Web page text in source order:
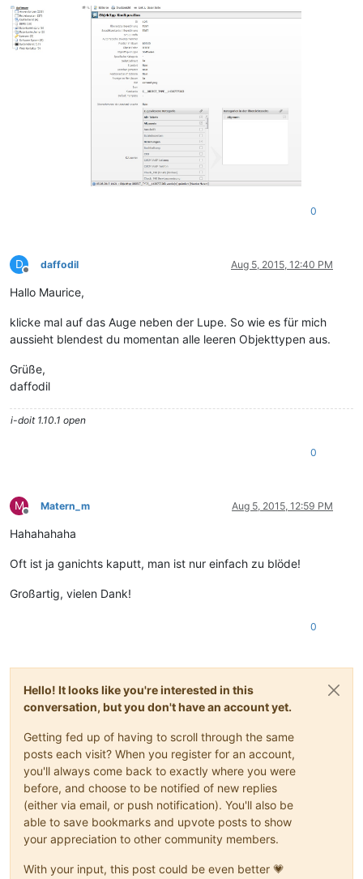
0
D
Offline
daffodil Aug 5, 2015, 12:40 PM
Hallo Maurice,
klicke mal auf das Auge neben der Lupe. So wie es für mich
aussieht blendest du momentan alle leeren Objekttypen aus.
Grüße,
daffodil
i-doit 1.10.1 open
0
M
Offline
Matern_m Aug 5, 2015, 12:59 PM
Hahahahaha
Oft ist ja ganichts kaputt, man ist nur einfach zu blöde!
Großartig, vielen Dank!
0
Hello! It looks like you're interested in this
conversation, but you don't have an account yet.
Getting fed up of having to scroll through the same
posts each visit? When you register for an account,
you'll always come back to exactly where you were
before, and choose to be notified of new replies
(either via email, or push notification). You'll also be
able to save bookmarks and upvote posts to show
your appreciation to other community members.
With your input, this post could be even better 💗